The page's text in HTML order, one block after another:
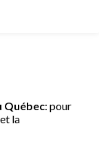
Québec: pour
la